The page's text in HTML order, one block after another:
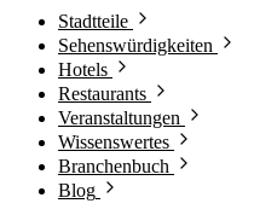
Stadtteile
Sehenswürdigkeiten
Hotels
Restaurants
Veranstaltungen
Wissenswertes
Branchenbuch
Blog